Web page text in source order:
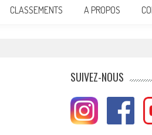
CLASSEMENTS A PROPOS
SUIVEZ-NOUS